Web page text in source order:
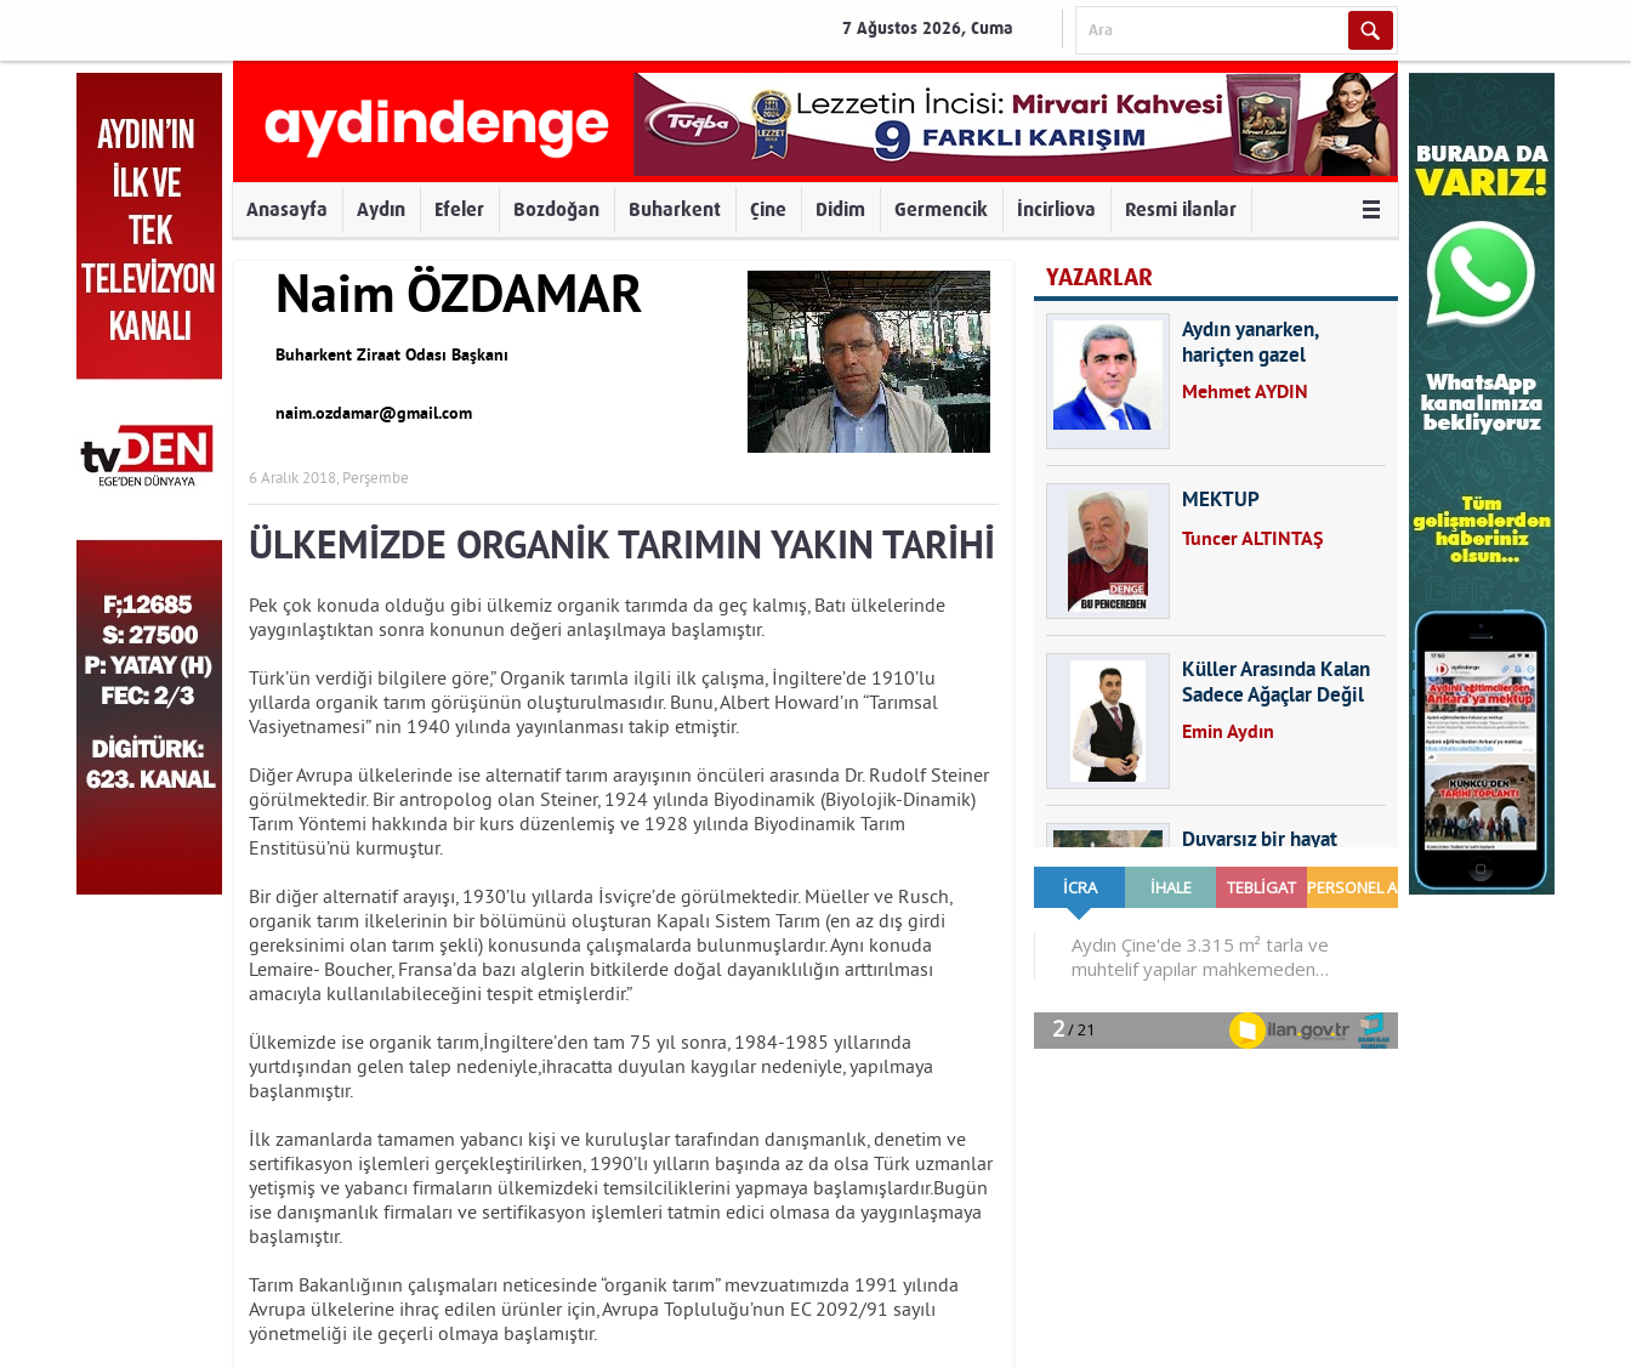
7 Ağustos 2026, Cuma
Anasayfa Aydın Efeler Bozdoğan Buharkent Çine Didim Germencik İncirliova Resmi ilanlar
Naim ÖZDAMAR
Buharkent Ziraat Odası Başkanı
naim.ozdamar@gmail.com
6 Aralık 2018, Perşembe
ÜLKEMİZDE ORGANİK TARIMIN YAKIN TARİHİ
Pek çok konuda olduğu gibi ülkemiz organik tarımda da geç kalmış, Batı ülkelerinde
yaygınlaştıktan sonra konunun değeri anlaşılmaya başlamıştır.
Türk’ün verdiği bilgilere göre,” Organik tarımla ilgili ilk çalışma, İngiltere’de 1910’lu
yıllarda organik tarım görüşünün oluşturulmasıdır. Bunu, Albert Howard’ın “Tarımsal
Vasiyetnamesi” nin 1940 yılında yayınlanması takip etmiştir.
Diğer Avrupa ülkelerinde ise alternatif tarım arayışının öncüleri arasında Dr. Rudolf Steiner
görülmektedir. Bir antropolog olan Steiner, 1924 yılında Biyodinamik (Biyolojik-Dinamik)
Tarım Yöntemi hakkında bir kurs düzenlemiş ve 1928 yılında Biyodinamik Tarım
Enstitüsü’nü kurmuştur.
Bir diğer alternatif arayışı, 1930’lu yıllarda İsviçre’de görülmektedir. Müeller ve Rusch,
organik tarım ilkelerinin bir bölümünü oluşturan Kapalı Sistem Tarım (en az dış girdi
gereksinimi olan tarım şekli) konusunda çalışmalarda bulunmuşlardır. Aynı konuda
Lemaire- Boucher, Fransa’da bazı alglerin bitkilerde doğal dayanıklılığın arttırılması
amacıyla kullanılabileceğini tespit etmişlerdir.”
Ülkemizde ise organik tarım,İngiltere’den tam 75 yıl sonra, 1984-1985 yıllarında
yurtdışından gelen talep nedeniyle,ihracatta duyulan kaygılar nedeniyle, yapılmaya
başlanmıştır.
İlk zamanlarda tamamen yabancı kişi ve kuruluşlar tarafından danışmanlık, denetim ve
sertifikasyon işlemleri gerçekleştirilirken, 1990’lı yılların başında az da olsa Türk uzmanlar
yetişmiş ve yabancı firmaların ülkemizdeki temsilciliklerini yapmaya başlamışlardır.Bugün
ise danışmanlık firmaları ve sertifikasyon işlemleri tatmin edici olmasa da yaygınlaşmaya
başlamıştır.
Tarım Bakanlığının çalışmaları neticesinde “organik tarım” mevzuatımızda 1991 yılında
Avrupa ülkelerine ihraç edilen ürünler için, Avrupa Topluluğu’nun EC 2092/91 sayılı
yönetmeliği ile geçerli olmaya başlamıştır.
YAZARLAR
Aydın yanarken,
hariçten gazel
okuyarak kalpleri de
Mehmet AYDIN
MEKTUP
Tuncer ALTINTAŞ
Küller Arasında Kalan
Sadece Ağaçlar Değil
Emin Aydın
Duvarsız bir hayat
Furkan SARICA
GÜNDEMDE NELER
OLMALI?